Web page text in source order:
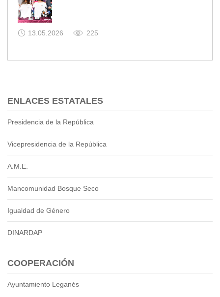
13.05.2026 225
ENLACES ESTATALES
Presidencia de la República
Vicepresidencia de la República
A.M.E.
Mancomunidad Bosque Seco
Igualdad de Género
DINARDAP
COOPERACIÓN
Ayuntamiento Leganés